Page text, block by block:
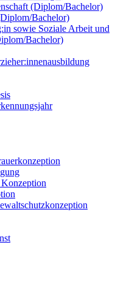
(Diplom/Bachelor)
Bachelor)
sowie Soziale Arbeit und
Bachelor)
Konzeption